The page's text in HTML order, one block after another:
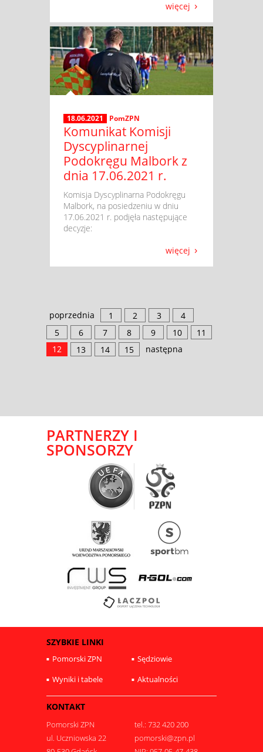
więcej
18.06.2021 PomZPN
Komunikat Komisji
Dyscyplinarnej
Podokręgu Malbork z
dnia 17.06.2021 r.
​ Komisja Dyscyplinarna Podokręgu
Malbork, na posiedzeniu w dniu
17.06.2021 r. podjęła następujące
decyzje:
więcej
poprzednia 1 2 3
4
5
6 7 8 9 10
11
12
13 14 15 następna
PARTNERZY I
SPONSORZY
SZYBKIE LINKI
Pomorski ZPN
Sędziowie
Wyniki i tabele
Aktualności
KONTAKT
Pomorski ZPN
tel.: 732 420 200
ul. Uczniowska 22
pomorski@zpn.pl